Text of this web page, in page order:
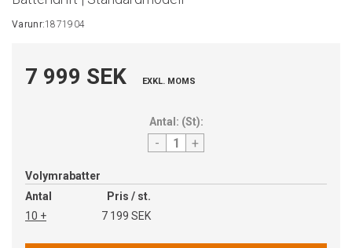
Varunr:1871904
7 999 SEK EXKL. MOMS
Antal: (St):
- +
Volymrabatter
Antal
Pris / st.
10 +
7 199 SEK